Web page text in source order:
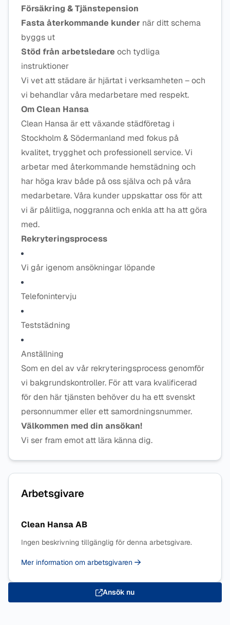
Försäkring & Tjänstepension
Fasta återkommande kunder när ditt schema
byggs ut
Stöd från arbetsledare och tydliga
instruktioner
Vi vet att städare är hjärtat i verksamheten – och
vi behandlar våra medarbetare med respekt.
Om Clean Hansa
Clean Hansa är ett växande städföretag i
Stockholm & Södermanland med fokus på
kvalitet, trygghet och professionell service. Vi
arbetar med återkommande hemstädning och
har höga krav både på oss själva och på våra
medarbetare. Våra kunder uppskattar oss för att
vi är pålitliga, noggranna och enkla att ha att göra
med.
Rekryteringsprocess
Vi går igenom ansökningar löpande
Telefonintervju
Teststädning
Anställning
Som en del av vår rekryteringsprocess genomför
vi bakgrundskontroller. För att vara kvalificerad
för den här tjänsten behöver du ha ett svenskt
personnummer eller ett samordningsnummer.
Välkommen med din ansökan!
Vi ser fram emot att lära känna dig.
Arbetsgivare
Clean Hansa AB
Ingen beskrivning tillgänglig för denna arbetsgivare.
Mer information om arbetsgivaren
Ansök nu